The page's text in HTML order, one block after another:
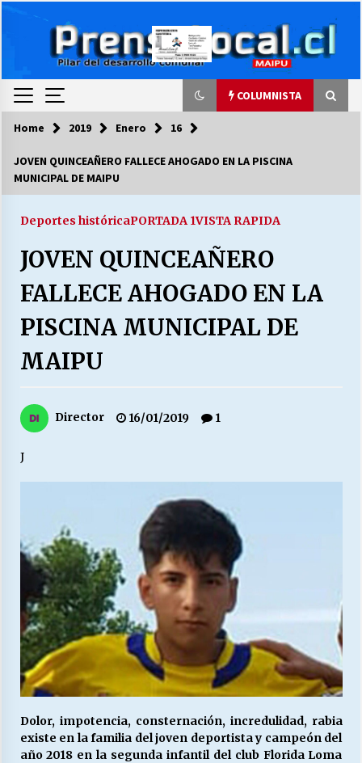
COLUMNISTA
COLUMNISTA
03/08/2026
LA DC POR SIEMPRE.RECORDANDO 69 AÑOS DE
HISTORIA
28/07/2026
“ORGULLOSOS DE SER DC” SALUDA EL
LABORAL:
Escuela hospitalaria El Carmen de Maipu.
25/06/2026
¿Qué habrían dicho?
23/06/2026
VOLVER A SER ALTERNATIVA
16/06/2026
28/05/2026
Home 2019 Enero 16
JOVEN QUINCEAÑERO FALLECE AHOGADO EN LA PISCINA
MUNICIPAL DE MAIPU
Deportes históricaPORTADA 1VISTA RAPIDA
JOVEN QUINCEAÑERO
FALLECE AHOGADO EN LA
PISCINA MUNICIPAL DE
MAIPU
Director 16/01/2019 1
J
Dolor, impotencia, consternación, incredulidad, rabia
existe en la familia del joven deportista y campeón del
año 2018 en la segunda infantil del club Florida Loma